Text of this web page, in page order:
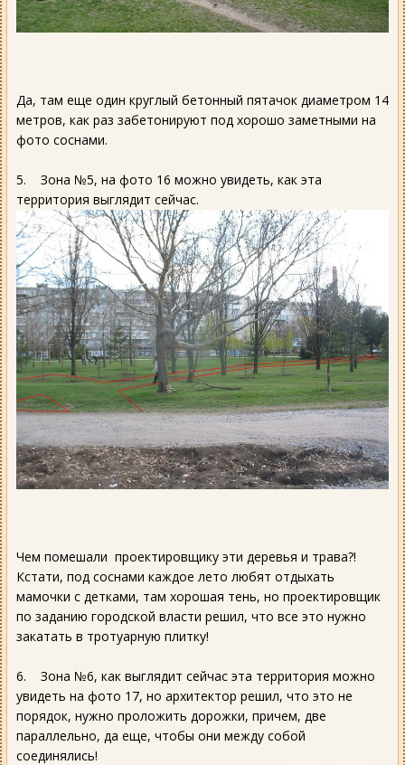
Да, там еще один круглый бетонный пятачок диаметром 14
метров, как раз забетонируют под хорошо заметными на
фото соснами.
5. Зона №5, на фото 16 можно увидеть, как эта
территория выглядит сейчас.
Чем помешали проектировщику эти деревья и трава?!
Кстати, под соснами каждое лето любят отдыхать
мамочки с детками, там хорошая тень, но проектировщик
по заданию городской власти решил, что все это нужно
закатать в тротуарную плитку!
6. Зона №6, как выглядит сейчас эта территория можно
увидеть на фото 17, но архитектор решил, что это не
порядок, нужно проложить дорожки, причем, две
параллельно, да еще, чтобы они между собой
соединялись!